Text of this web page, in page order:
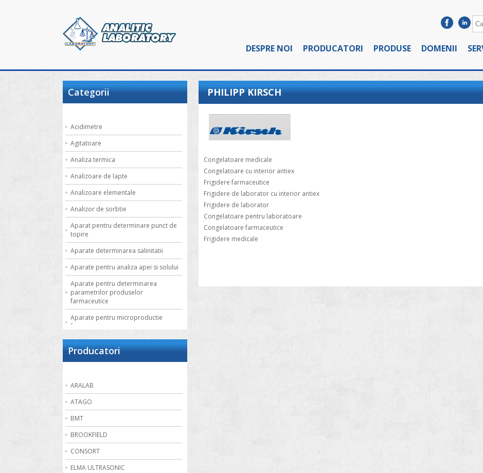
DESPRE NOI PRODUCATORI PRODUSE DOMENII
Categorii
Acidimetre
Agitatoare
Analiza termica
Analizoare de lapte
Analizoare elementale
Analizor de sorbtie
Aparat pentru determinare punct de
topire
Aparate determinarea salinitatii
Aparate pentru analiza apei si solului
Aparate pentru determinarea
parametrilor produselor
farmaceutice
Aparate pentru microproductie
farmaceutica
Bai termostatate cu circulatie externa
Bai termostatate pentru aplicatii
speciale
Bai ultrasonice
Balante
Becuri de gaz
Producatori
ARALAB
ATAGO
BMT
BROOKFIELD
CONSORT
ELMA ULTRASONIC
PHILIPP KIRSCH
Congelatoare medicale
Congelatoare cu interior antiex
Frigidere farmaceutice
Frigidere de laborator cu interior antiex
Frigidere de laborator
Congelatoare pentru laboratoare
Congelatoare farmaceutice
Frigidere medicale